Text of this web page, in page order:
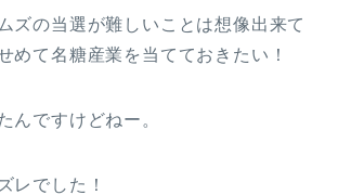
ズの当選が難しいことは想像出来て
めて名糖産業を当てておきたい！
んですけどねー。
レでした！